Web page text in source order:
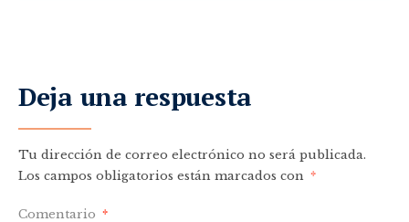
Deja una respuesta
Tu dirección de correo electrónico no será publicada.
Los campos obligatorios están marcados con *
Comentario *